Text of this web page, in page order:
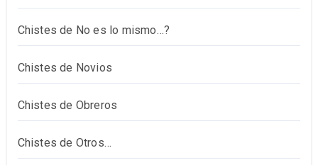
Chistes de No es lo mismo…?
Chistes de Novios
Chistes de Obreros
Chistes de Otros…